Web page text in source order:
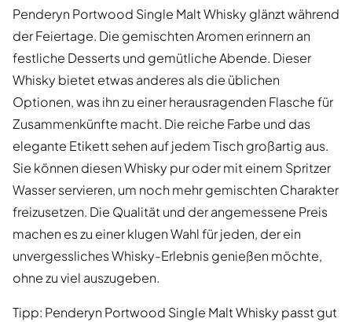
Penderyn Portwood Single Malt Whisky glänzt während
der Feiertage. Die gemischten Aromen erinnern an
festliche Desserts und gemütliche Abende. Dieser
Whisky bietet etwas anderes als die üblichen
Optionen, was ihn zu einer herausragenden Flasche für
Zusammenkünfte macht. Die reiche Farbe und das
elegante Etikett sehen auf jedem Tisch großartig aus.
Sie können diesen Whisky pur oder mit einem Spritzer
Wasser servieren, um noch mehr gemischten Charakter
freizusetzen. Die Qualität und der angemessene Preis
machen es zu einer klugen Wahl für jeden, der ein
unvergessliches Whisky-Erlebnis genießen möchte,
ohne zu viel auszugeben.
Tipp: Penderyn Portwood Single Malt Whisky passt gut